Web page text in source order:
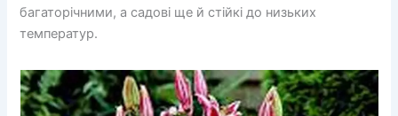
багаторічними, а садові ще й стійкі до низьких
температур.